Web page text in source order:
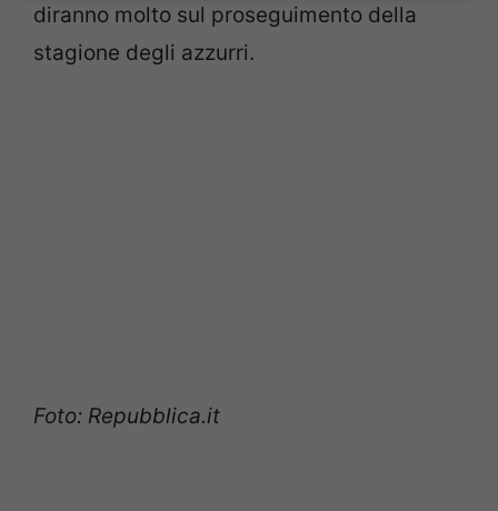
diranno molto sul proseguimento della
stagione degli azzurri.
Foto: Repubblica.it